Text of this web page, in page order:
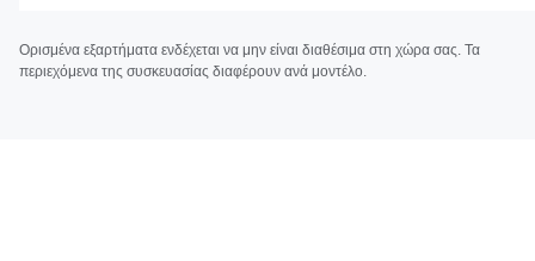
Ορισμένα εξαρτήματα ενδέχεται να μην είναι διαθέσιμα στη χώρα σας. Τα
περιεχόμενα της συσκευασίας διαφέρουν ανά μοντέλο.